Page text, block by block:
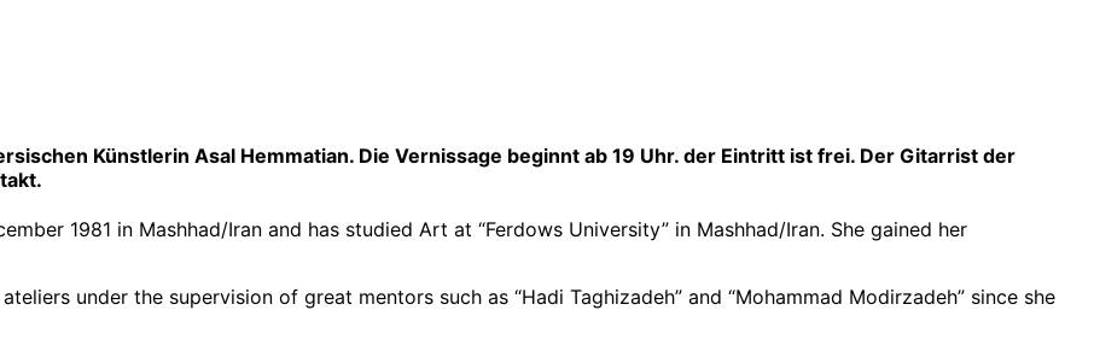
Künstlerin Asal Hemmatian. Die Vernissage beginnt ab 19 Uhr. der Eintritt ist frei. Der Gitarrist der
1981 in Mashhad/Iran and has studied Art at “Ferdows University” in Mashhad/Iran. She gained her
under the supervision of great mentors such as “Hadi Taghizadeh” and “Mohammad Modirzadeh” since she